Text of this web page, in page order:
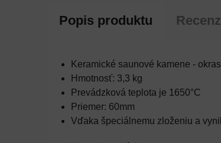
Popis produktu
Keramické saunové kamene -
Hmotnosť: 3,3 kg
Prevádzková teplota je 1650°C
Priemer: 60mm
Vďaka špeciálnemu zloženiu a